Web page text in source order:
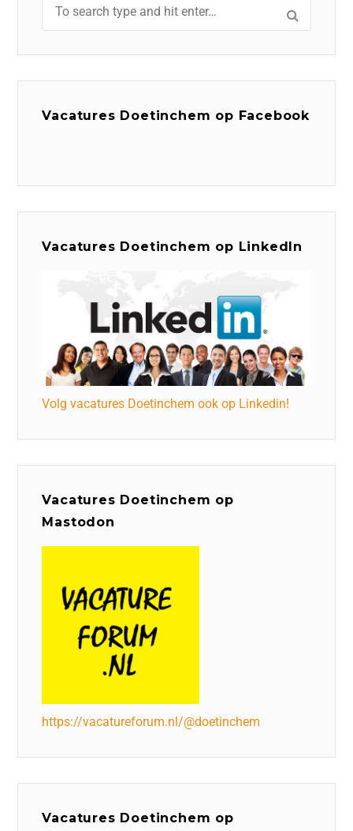
Vacatures Doetinchem op Facebook
Vacatures Doetinchem op LinkedIn
Volg vacatures Doetinchem ook op Linkedin!
Vacatures Doetinchem op
Mastodon
https://vacatureforum.nl/@doetinchem
Vacatures Doetinchem op